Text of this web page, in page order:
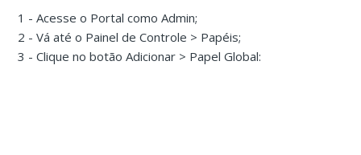
1 - Acesse o Portal como Admin;
2 - Vá até o Painel de Controle > Papéis;
3 - Clique no botão Adicionar > Papel Global: